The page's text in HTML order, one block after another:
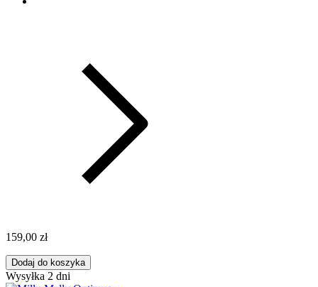
159,00 zł
Dodaj do koszyka
Wysyłka 2 dni